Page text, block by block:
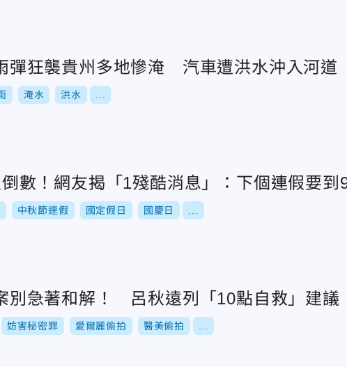
彈狂襲貴州多地慘淹 汽車遭洪水沖入河道
淹水 洪水
數！網友揭「1殘酷消息」：下個連假要到
中秋節連假 國定假日 國慶日
別急著和解！ 呂秋遠列「10點自救」建議
妨害秘密罪 愛爾麗偷拍 醫美偷拍